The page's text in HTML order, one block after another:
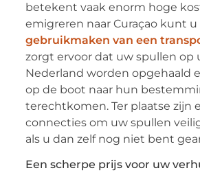
betekent vaak enorm hoge
emigreren naar Curaçao kunt
gebruikmaken van een
zorgt ervoor dat uw spullen op
Nederland worden opgehaald
op de boot naar hun
terechtkomen. Ter plaatse zijn
connecties om uw spullen
als u dan zelf nog niet bent
Een scherpe prijs voor uw